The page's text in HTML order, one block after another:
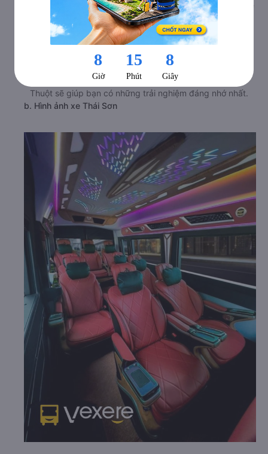
nhiều tuyến đường, nên bạn hoàn toàn có thể yên tâm về
độ uy tín của nhà xe này. Hãng xe sở hữu một hệ thống
đa dạng các dòng xe, được bố trí hoạt động với nhiều
khung giờ xuất bến trong ngày. Những chiếc xe được sử
dụng hầu hết đều là xe mới, nội thất hiện đại, được trang
bị đầy đủ các phương tiện giải trí. Lựa chọn di chuyển
cùng xe đi Nha Trang - Khánh Hòa từ Sân bay Buôn Ma
Thuột sẽ giúp bạn có những trải nghiệm đáng nhớ nhất.
b. Hình ảnh xe Thái Sơn